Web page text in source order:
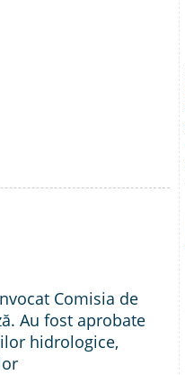
Comisia de
Au fost aprobate
hidrologice,